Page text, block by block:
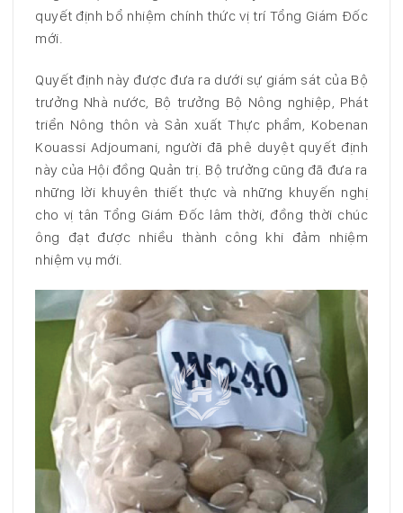
quyết định bổ nhiệm chính thức vị trí Tổng Giám Đốc
mới.
Quyết định này được đưa ra dưới sự giám sát của Bộ
trưởng Nhà nước, Bộ trưởng Bộ Nông nghiệp, Phát
triển Nông thôn và Sản xuất Thực phẩm, Kobenan
Kouassi Adjoumani, người đã phê duyệt quyết định
này của Hội đồng Quản trị. Bộ trưởng cũng đã đưa ra
những lời khuyên thiết thực và những khuyến nghị
cho vị tân Tổng Giám Đốc lâm thời, đồng thời chúc
ông đạt được nhiều thành công khi đảm nhiệm
nhiệm vụ mới.